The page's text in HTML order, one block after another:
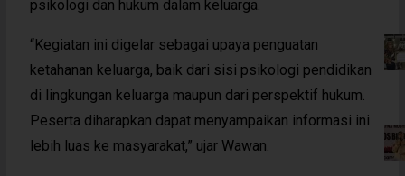
psikologi dan hukum dalam keluarga.
“Kegiatan ini digelar sebagai upaya penguatan
ketahanan keluarga, baik dari sisi psikologi pendidikan
di lingkungan keluarga maupun dari perspektif hukum.
Peserta diharapkan dapat menyampaikan informasi ini
lebih luas ke masyarakat,” ujar Wawan.